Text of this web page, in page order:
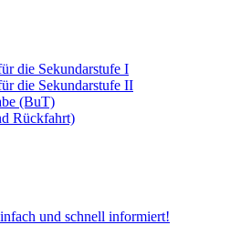
die Sekundarstufe I
die Sekundarstufe II
(BuT)
Rückfahrt)
und schnell informiert!